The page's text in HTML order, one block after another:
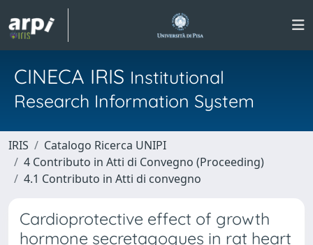
CINECA IRIS Institutional
Research Information System
IRIS
Catalogo Ricerca UNIPI
4 Contributo in Atti di Convegno (Proceeding)
4.1 Contributo in Atti di convegno
Cardioprotective effect of growth
hormone secretagogues in rat heart